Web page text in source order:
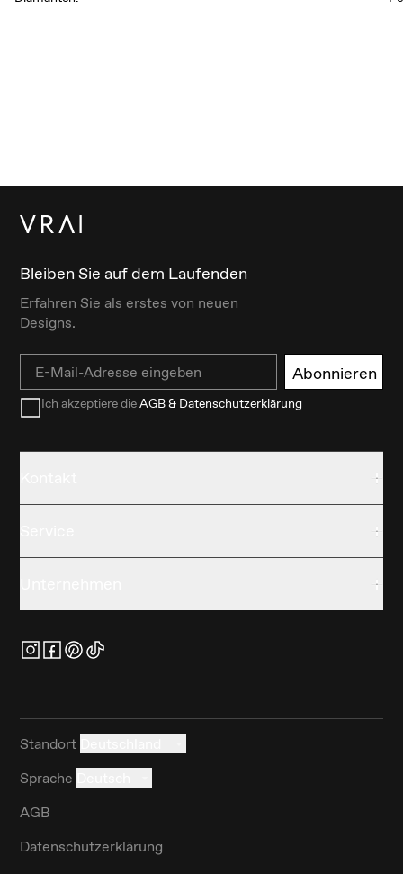
Bleiben Sie auf dem Laufenden
Erfahren Sie als erstes von neuen
Designs.
Email Abonnieren
Ich akzeptiere dieAGB & Datenschutzerklärung
Standort
Sprache
AGB
Datenschutzerklärung